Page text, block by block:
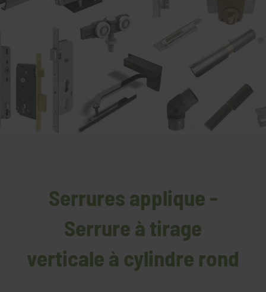
Serrures applique -
Serrure à tirage
verticale à cylindre rond